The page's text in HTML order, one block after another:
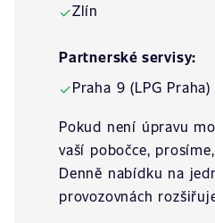
✓Zlín
Partnerské servisy:
✓Praha 9 (LPG Praha)
Pokud není úpravu
vaší pobočce,
Denně nabídku na
provozovnách